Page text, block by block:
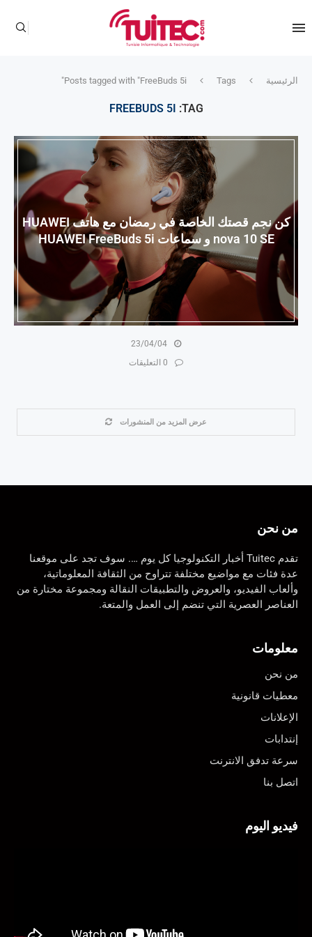
الرئيسية Tags
Posts tagged with "FreeBuds 5i"
TAG:
FREEBUDS 5I
كن نجم قصتك الخاصة في رمضان مع هاتف HUAWEI
nova 10 SE و سماعات HUAWEI FreeBuds 5i
23/04/04
0 التعليقات
عرض المزيد من المنشورات
من نحن
تقدم Tuitec أخبار التكنولوجيا كل يوم …. سوف تجد على موقعنا
عدة فئات مع مواضيع مختلفة تتراوح من الثقافة المعلوماتية،
وألعاب الفيديو، والعروض والتطبيقات النقالة ومجموعة مختارة من
العناصر العصرية التي تنضم إلى العمل والمتعة.
معلومات
من نحن
معطيات قانونية
الإعلانات
إنتدابات
سرعة تدفق الانترنت
اتصل بنا
فيديو اليوم